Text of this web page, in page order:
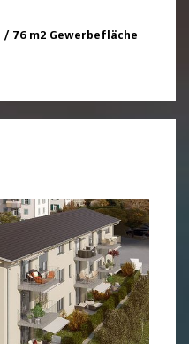
/ 76 m2 Gewerbefläche